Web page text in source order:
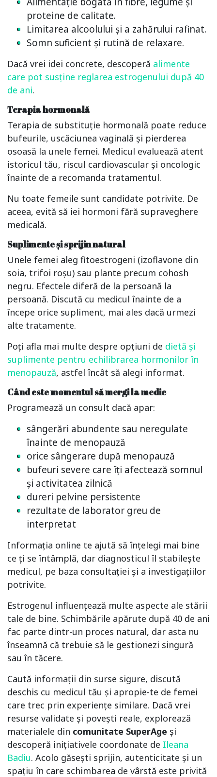
proteine de calitate.
Limitarea alcoolului și a zahărului rafinat.
Somn suficient și rutină de relaxare.
Dacă vrei idei concrete, descoperă alimente
care pot susține reglarea estrogenului după 40
de ani.
Terapia hormonală
Terapia de substituție hormonală poate reduce
bufeurile, uscăciunea vaginală și pierderea
osoasă la unele femei. Medicul evaluează atent
istoricul tău, riscul cardiovascular și oncologic
înainte de a recomanda tratamentul.
Nu toate femeile sunt candidate potrivite. De
aceea, evită să iei hormoni fără supraveghere
medicală.
Suplimente și sprijin natural
Unele femei aleg fitoestrogeni (izoflavone din
soia, trifoi roșu) sau plante precum cohosh
negru. Efectele diferă de la persoană la
persoană. Discută cu medicul înainte de a
începe orice supliment, mai ales dacă urmezi
alte tratamente.
Poți afla mai multe despre opțiuni de dietă și
suplimente pentru echilibrarea hormonilor în
menopauză, astfel încât să alegi informat.
Când este momentul să mergi la medic
Programează un consult dacă apar:
sângerări abundente sau neregulate
înainte de menopauză
orice sângerare după menopauză
bufeuri severe care îți afectează somnul
și activitatea zilnică
dureri pelvine persistente
rezultate de laborator greu de
interpretat
Informația online te ajută să înțelegi mai bine
ce ți se întâmplă, dar diagnosticul îl stabilește
medicul, pe baza consultației și a investigațiilor
potrivite.
Estrogenul influențează multe aspecte ale stării
tale de bine. Schimbările apărute după 40 de ani
fac parte dintr-un proces natural, dar asta nu
înseamnă că trebuie să le gestionezi singură
sau în tăcere.
Caută informații din surse sigure, discută
deschis cu medicul tău și apropie-te de femei
care trec prin experiențe similare. Dacă vrei
resurse validate și povești reale, explorează
materialele din comunitate SuperAge și
descoperă inițiativele coordonate de Ileana
Badiu. Acolo găsești sprijin, autenticitate și un
spațiu în care schimbarea de vârstă este privită